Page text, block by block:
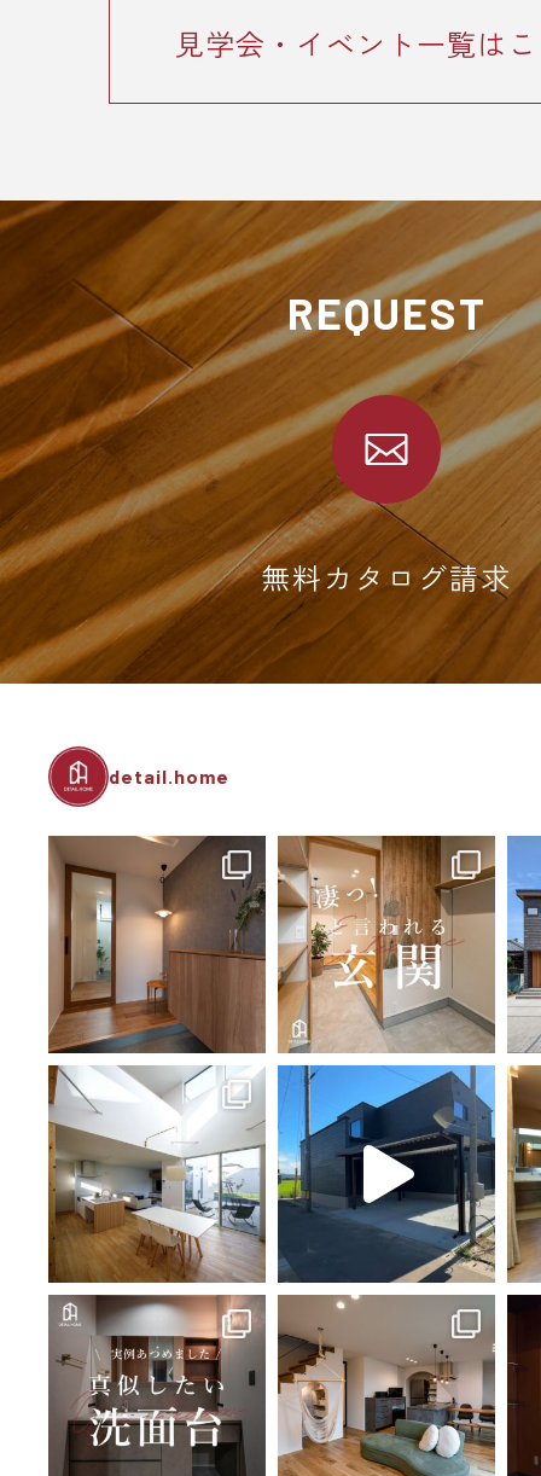
見学会・イベント一覧は
REQUEST
無料カタログ請求
detail.home